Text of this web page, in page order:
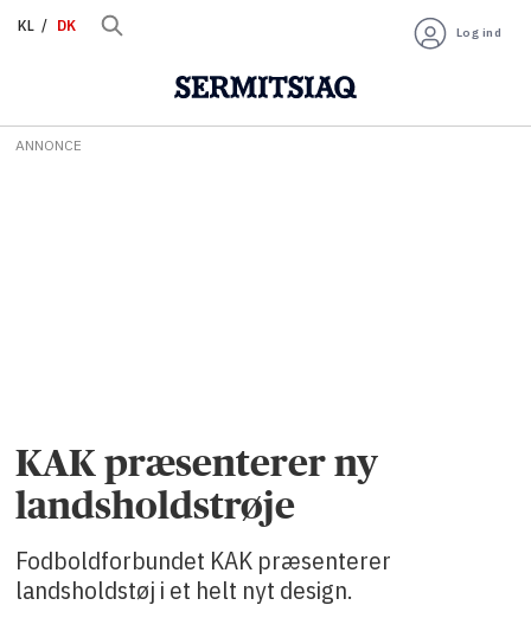
KL DK Log ind
ANNONCE
KAK præsenterer ny
landsholdstrøje
Fodboldforbundet KAK præsenterer
landsholdstøj i et helt nyt design.